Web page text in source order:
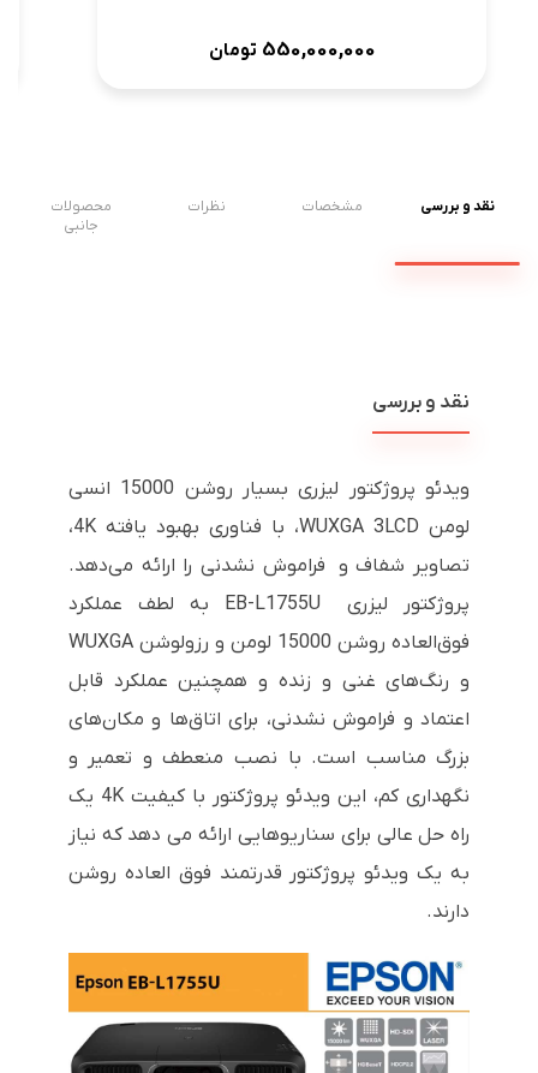
550,000,000 تومان
نقد و بررسی مشخصات نظرات
محصولات
جانبی
نقد و بررسی
ویدئو پروژکتور لیزری بسیار روشن 15000 انسی
لومن WUXGA 3LCD، با فناوری بهبود یافته 4K،
تصاویر شفاف و فراموش نشدنی را ارائه می‌دهد.
پروژکتور لیزری EB-L1755U به لطف عملکرد
فوق‌العاده روشن 15000 لومن و رزولوشن WUXGA
و رنگ‌های غنی و زنده و همچنین عملکرد قابل
اعتماد و فراموش نشدنی، برای اتاق‌ها و مکان‌های
بزرگ مناسب است. با نصب منعطف و تعمیر و
نگهداری کم، این ویدئو پروژکتور با کیفیت 4K یک
راه حل عالی برای سناریوهایی ارائه می دهد که نیاز
به یک ویدئو پروژکتور قدرتمند فوق العاده روشن
دارند.